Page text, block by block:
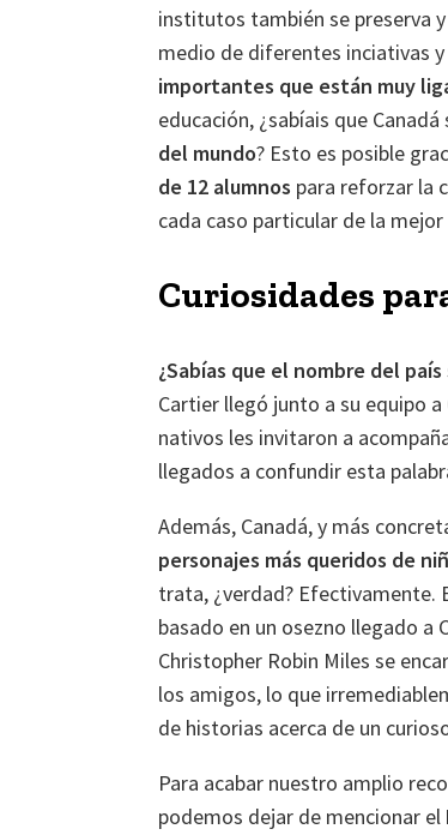
institutos también se preserva
medio de diferentes inciativas
importantes que están muy
educación, ¿sabíais que
del mundo? Esto es posible
de 12 alumnos para reforzar la
cada caso particular de la
Curiosidades
¿Sabías que el nombre del
Cartier llegó junto a su equipo
nativos les invitaron a
llegados a confundir esta
Además, Canadá, y más
personajes más queridos de
trata, ¿verdad? Efectivamente.
basado en un osezno llegado a
Christopher Robin Miles se
los amigos, lo que
de historias acerca de un
Para acabar nuestro amplio
podemos dejar de mencionar el